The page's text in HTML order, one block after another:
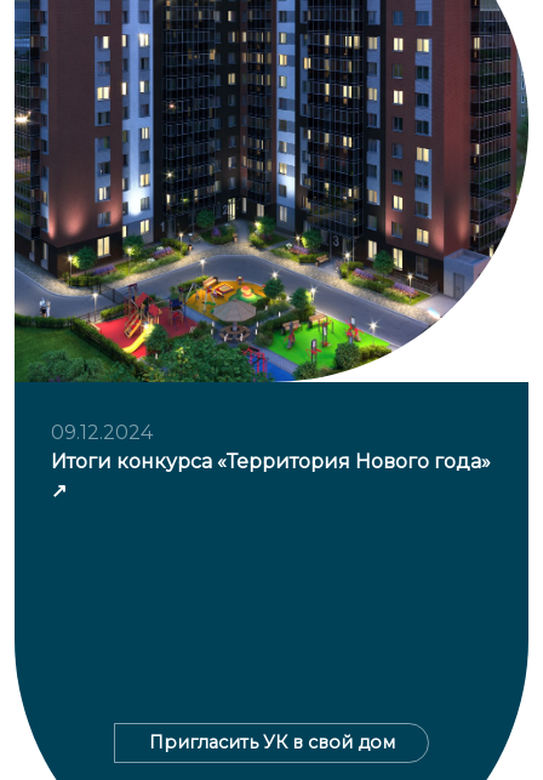
09.12.2024
Итоги конкурса «Территория Нового года»
Пригласить УК в свой дом